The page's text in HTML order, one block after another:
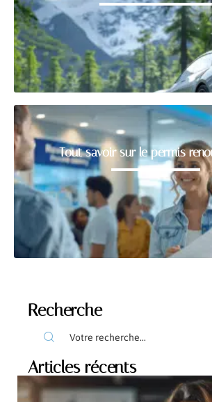
Tout savoir sur le permis
Recherche
Articles récents